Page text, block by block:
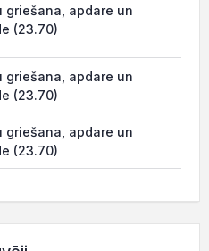
griešana, apdare un
(23.70)
griešana, apdare un
(23.70)
griešana, apdare un
(23.70)